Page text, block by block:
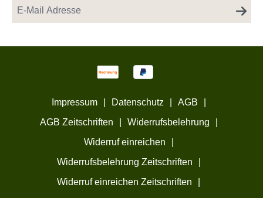
Impressum Datenschutz AGB
AGB Zeitschriften
Widerrufsbelehrung
Widerruf einreichen
Widerrufsbelehrung Zeitschriften
Widerruf einreichen Zeitschriften